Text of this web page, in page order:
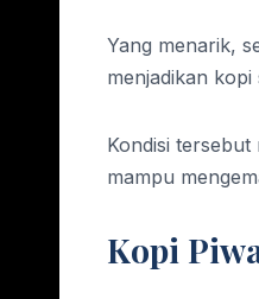
Yang menarik,
menjadikan
Kondisi
mampu
Kopi